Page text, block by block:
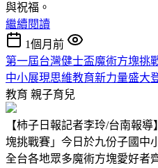
與祝福。
繼續閱讀
1個月前
第一屆台灣健士盃魔術方塊挑
中小展現思維教育新力量盛大
教育 親子育兒
【柿子日報記者李玲/台南報
塊挑戰賽」今日於九份子國中
全台各地眾多魔術方塊愛好者